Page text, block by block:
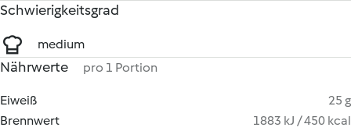
Schwierigkeitsgrad
medium
Nährwerte pro 1 Portion
Eiweiß
25 g
Brennwert
1883 kJ / 450 kcal